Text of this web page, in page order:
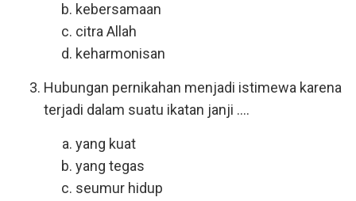
kebersamaan
citra Allah
keharmonisan
Hubungan pernikahan menjadi istimewa karena
terjadi dalam suatu ikatan janji ....
yang kuat
yang tegas
seumur hidup